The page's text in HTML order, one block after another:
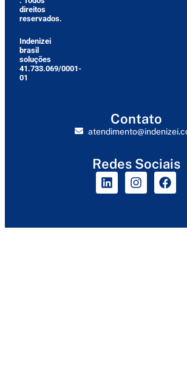
direitos
reservados.
Indenizei
brasil
soluções
41.733.069/0001-
01
Contato
Redes Sociais